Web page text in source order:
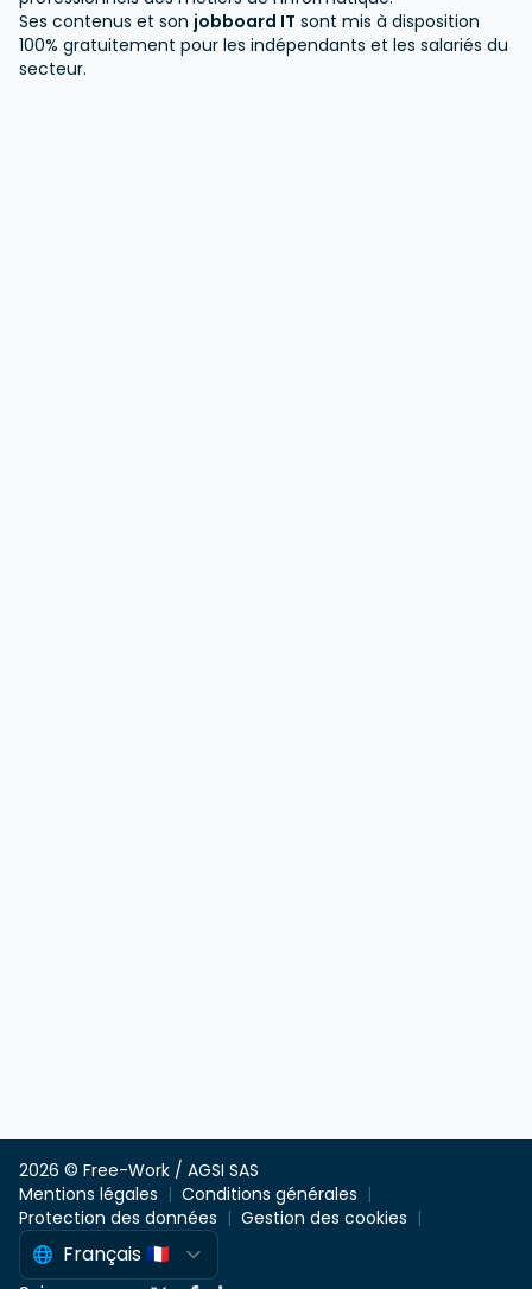
Ses contenus et son jobboard IT sont mis à disposition
100% gratuitement pour les indépendants et les salariés du
secteur.
2026 © Free-Work / AGSI SAS
Mentions légales
Conditions générales
Protection des données
Gestion des cookies